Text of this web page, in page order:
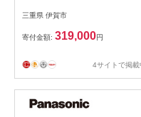
ングシリーズ（丸型 12畳用）
三重県 伊賀市
寄付金額: 319,000円
4サイトで掲載